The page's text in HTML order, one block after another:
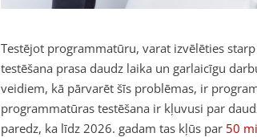
Testējot programmatūru, varat izvēlēties
testēšana prasa daudz laika un garlaicīgu
veidiem, kā pārvarēt šīs problēmas, ir
programmatūras testēšana ir kļuvusi par
paredz, ka līdz 2026. gadam tas kļūs par 50